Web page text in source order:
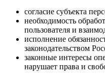
согласие субъекта
необходимость
пользователя и
исполнение
законодательством
законные интересы
нарушает права и